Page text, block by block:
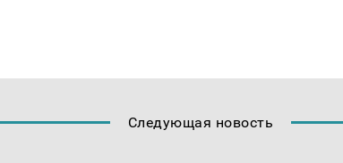
Следующая новость